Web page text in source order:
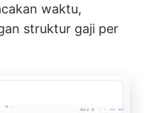
waktu,
struktur gaji per